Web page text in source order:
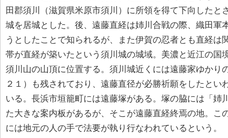
田郡須川（滋賀県米原市須川）に所領を得て下向したと
城を居城とした。後、遠藤直経は姉川合戦の際、織田軍
うとしたことで知られるが、また伊賀の忍者とも直経は
帯が直経が築いたという須川城の城域。美濃と近江の国
須川山の山頂に位置する。須川城近くには遠藤家ゆかり
２１）も残されており、遠藤直径が必勝祈願をしたとい
いる。長浜市垣籠町には遠藤塚がある。塚の脇には「姉
た大きな案内板があるが、そこが遠藤直経終焉の地。こ
には地元の人の手で法要が執り行なわれているという。